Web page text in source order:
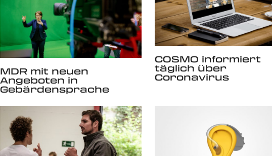
MDR mit neuen
Angeboten in
Gebärdensprache
COSMO informiert
täglich über
Coronavirus